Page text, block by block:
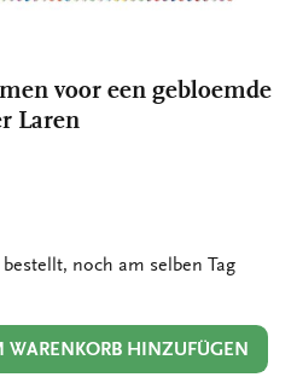
voor een gebloemde
Laren
noch am selben Tag
WARENKORB HINZUFÜGEN